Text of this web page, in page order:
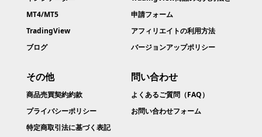
MT4/MT5
TradingView
ブログ
申請フォーム
アフィリエイトの利用方法
バージョンアップポリシー
その他
商品売買契約約款​
プライバシーポリシー
特定商取引法に基づく表記
問い合わせ
よくあるご質問（FAQ）
お問い合わせフォーム